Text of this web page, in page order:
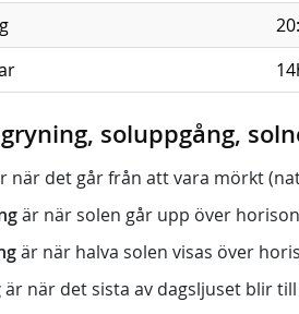
soluppgång,
när det går från att vara mörkt
är när solen går upp över
är när halva solen visas över
är när det sista av dagsljuset blir